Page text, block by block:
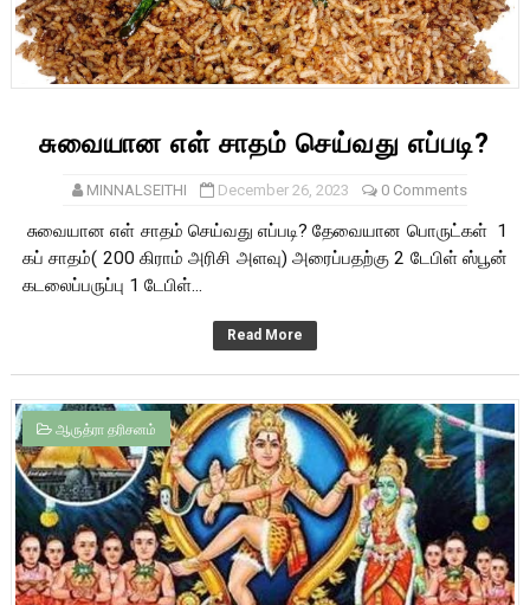
சுவையான எள் சாதம் செய்வது எப்படி?
MINNALSEITHI December 26, 2023 0 Comments
சுவையான எள் சாதம் செய்வது எப்படி? தேவையான பொருட்கள் 1
கப் சாதம்( 200 கிராம் அரிசி அளவு) அரைப்பதற்கு 2 டேபிள் ஸ்பூன்
கடலைப்பருப்பு 1 டேபிள்...
Read More
ஆருத்ரா தரிசனம்